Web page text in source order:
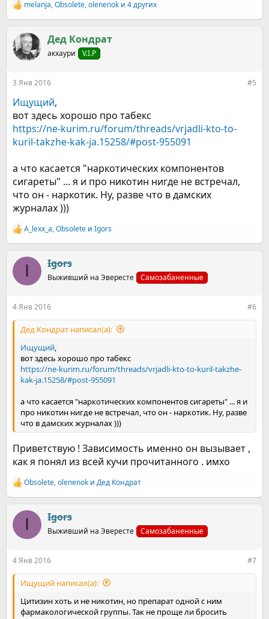
Р
е
к
ц
и
melanja,Obsolete,olenenok и 4 других
Дед Кондрат
акхаури V.I.P
3 Янв 2016 #5
Ищущий,
вот здесь хорошо про табекс
https://ne-kurim.ru/forum/threads/vrjadli-kto-to-
kuril-takzhe-kak-ja.15258/#post-955091
а что касается "наркотических компонентов
сигареты" ... я и про никотин нигде не встречал,
что он - наркотик. Ну, разве что в дамских
журналах )))
Р
е
к
ц
и
A_lexx_a,Obsolete и Igors
I Igors
Выживший на Эвересте Самозабаненные
4 Янв 2016 #6
Дед Кондрат написал(а):
Ищущий
вот здесь хорошо про табекс
https://ne-kurim.ru/forum/threads/vrjadli-kto-to-kuril-takzhe-
kak-ja.15258/#post-955091
а что касается "наркотических компонентов сигареты" ... я и
про никотин нигде не встречал, что он - наркотик. Ну, разве
что в дамских журналах )))
Приветствую ! Зависимость именно он вызывает ,
как я понял из всей кучи прочитанного . имхо
Р
е
к
ц
и
Obsolete,olenenok и Дед Кондрат
I Igors
Выживший на Эвересте Самозабаненные
4 Янв 2016 #7
Ищущий написал(а):
Цитизин хоть и не никотин, но препарат одной с ним
фармакологической группы. Так не проще ли бросить